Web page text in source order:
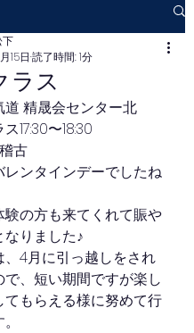
ラス
下
15日 読了時間: 1分
道 精晟会センター北
17:30〜18:30
古
レンタインデーでしたね
験の方も来てくれて賑や
りました♪
、4月に引っ越しをされ
、短い期間ですが楽し
てもらえる様に努めて行